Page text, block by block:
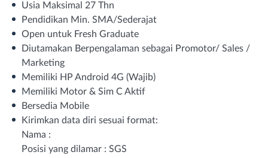
Usia Maksimal 27 Thn
Pendidikan Min. SMA/Sederajat
Open untuk Fresh Graduate
Diutamakan Berpengalaman sebagai Promotor/ Sales /
Marketing
Memiliki HP Android 4G (Wajib)
Memiliki Motor & Sim C Aktif
Bersedia Mobile
Kirimkan data diri sesuai format:
Nama :
Posisi yang dilamar : SGS